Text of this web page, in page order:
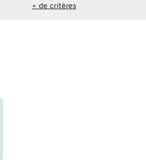
+ de critères